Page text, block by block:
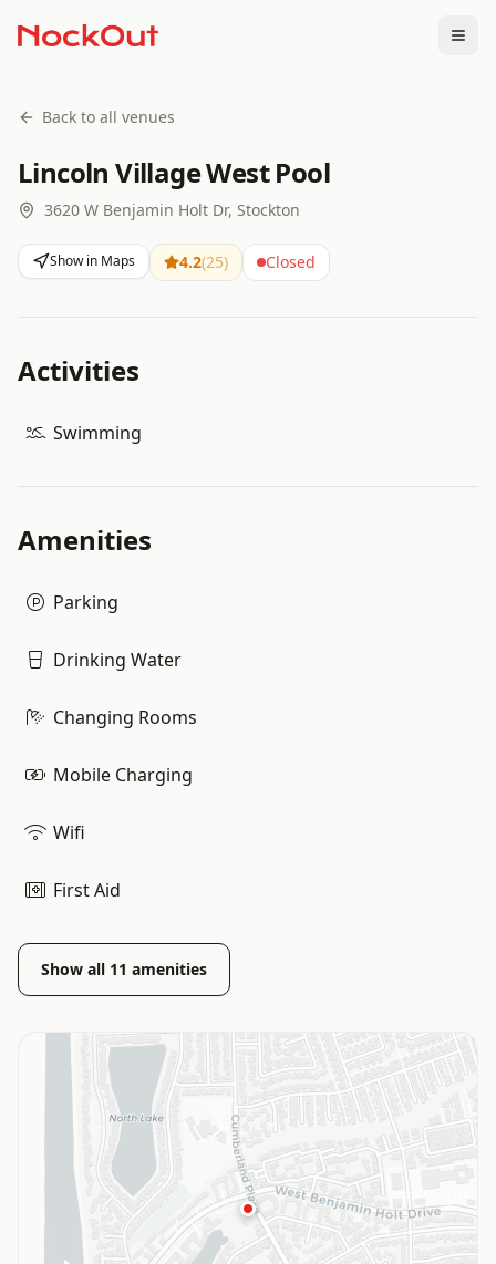
Back to all venues
Lincoln Village West Pool
3620 W Benjamin Holt Dr, Stockton
Show in Maps 4.2(25) Closed
Activities
Swimming
Amenities
Parking
Drinking Water
Changing Rooms
Mobile Charging
Wifi
First Aid
Show all 11 amenities